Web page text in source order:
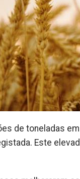
de toneladas
Este